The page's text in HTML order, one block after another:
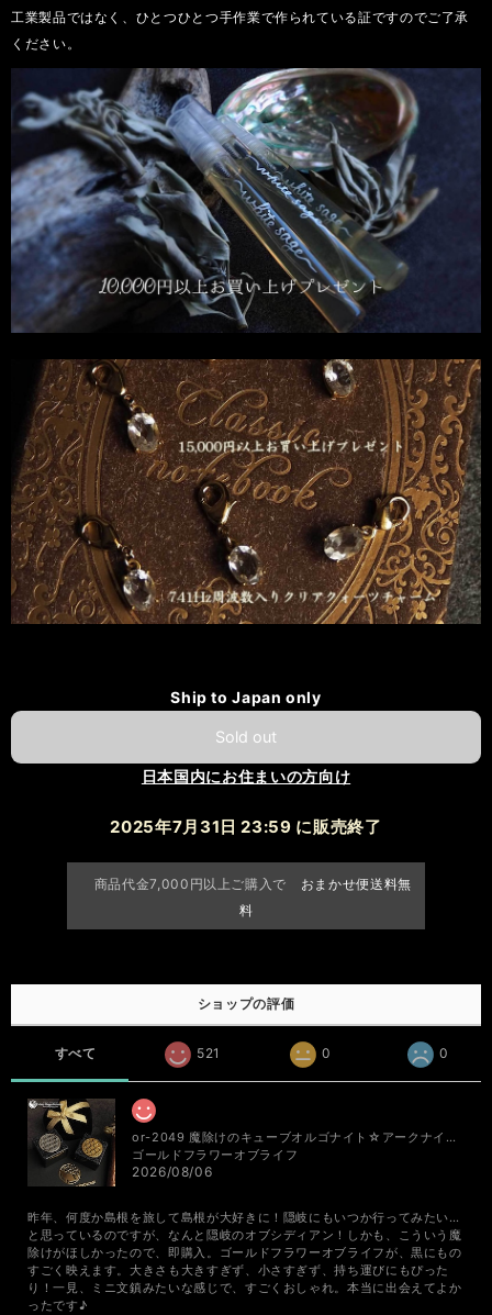
工業製品ではなく、ひとつひとつ手作業で作られている証ですのでご了承
ください。
Ship to Japan only
Sold out
日本国内にお住まいの方向け
2025年7月31日 23:59 に販売終了
商品代金7,000円以上ご購入で おまかせ便送料無
料
ショップの評価
すべて 521 0 0
or-2049 魔除けのキューブオルゴナイト☆アークナイト＆隠岐オブシディアンNEO・TAOオルゴナイトアミュレット
ゴールドフラワーオブライフ
2026/08/06
昨年、何度か島根を旅して島根が大好きに！隠岐にもいつか行ってみたい…
と思っているのですが、なんと隠岐のオブシディアン！しかも、こういう魔
除けがほしかったので、即購入。ゴールドフラワーオブライフが、黒にもの
すごく映えます。大きさも大きすぎず、小さすぎず、持ち運びにもぴった
り！一見、ミニ文鎮みたいな感じで、すごくおしゃれ。本当に出会えてよか
ったです♪